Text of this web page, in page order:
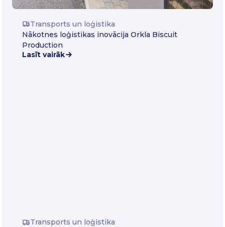
Transports un loģistika
Nākotnes loģistikas inovācija Orkla Biscuit
Production
Lasīt vairāk
Transports un loģistika